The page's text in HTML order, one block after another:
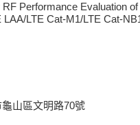
Performance Evaluation
LTE Cat-M1/LTE Cat-
山區文明路70號